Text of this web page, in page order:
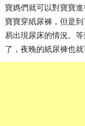
寶媽們就可以對寶寶
寶寶穿紙尿褲，但是
易出現尿床的情況。
了，夜晚的紙尿褲也就